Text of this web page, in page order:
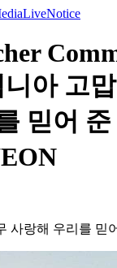
LiveNotice
니아 고
믿어
사랑해 우리를 믿